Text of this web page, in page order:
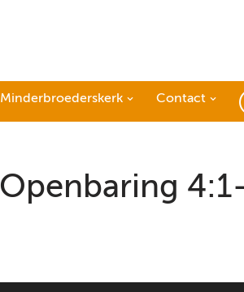
Minderbroederskerk
Contact